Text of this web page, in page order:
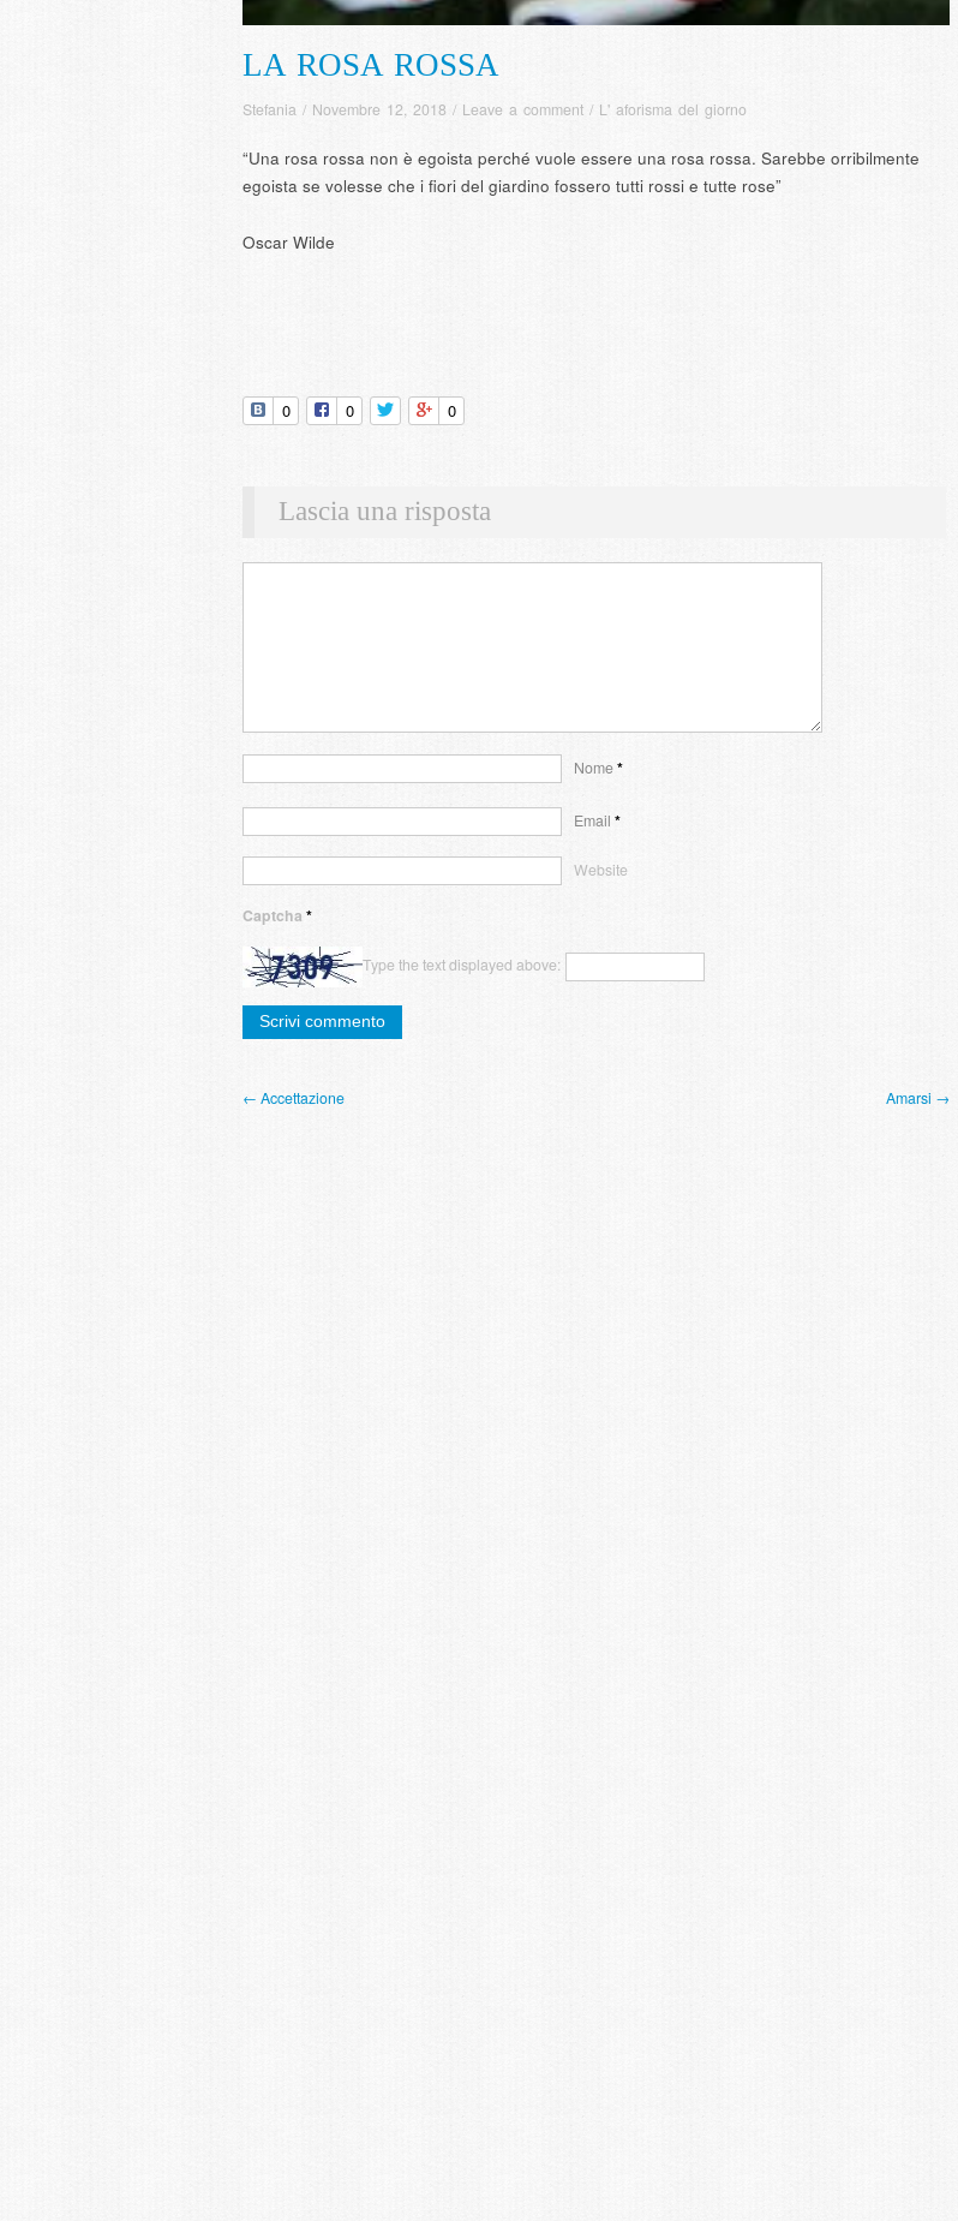
LA ROSA ROSSA
Stefania / Novembre 12, 2018 / Leave a comment / L' aforisma del giorno
“Una rosa rossa non è egoista perché vuole essere una rosa rossa. Sarebbe orribilmente
egoista se volesse che i fiori del giardino fossero tutti rossi e tutte rose”
Oscar Wilde
0 0 0
Lascia una risposta
Nome*
Email *
Website
Captcha *
Type the text displayed above:
← Accettazione Amarsi →